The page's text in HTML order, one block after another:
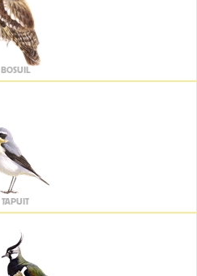
BOSUIL
TAPUIT